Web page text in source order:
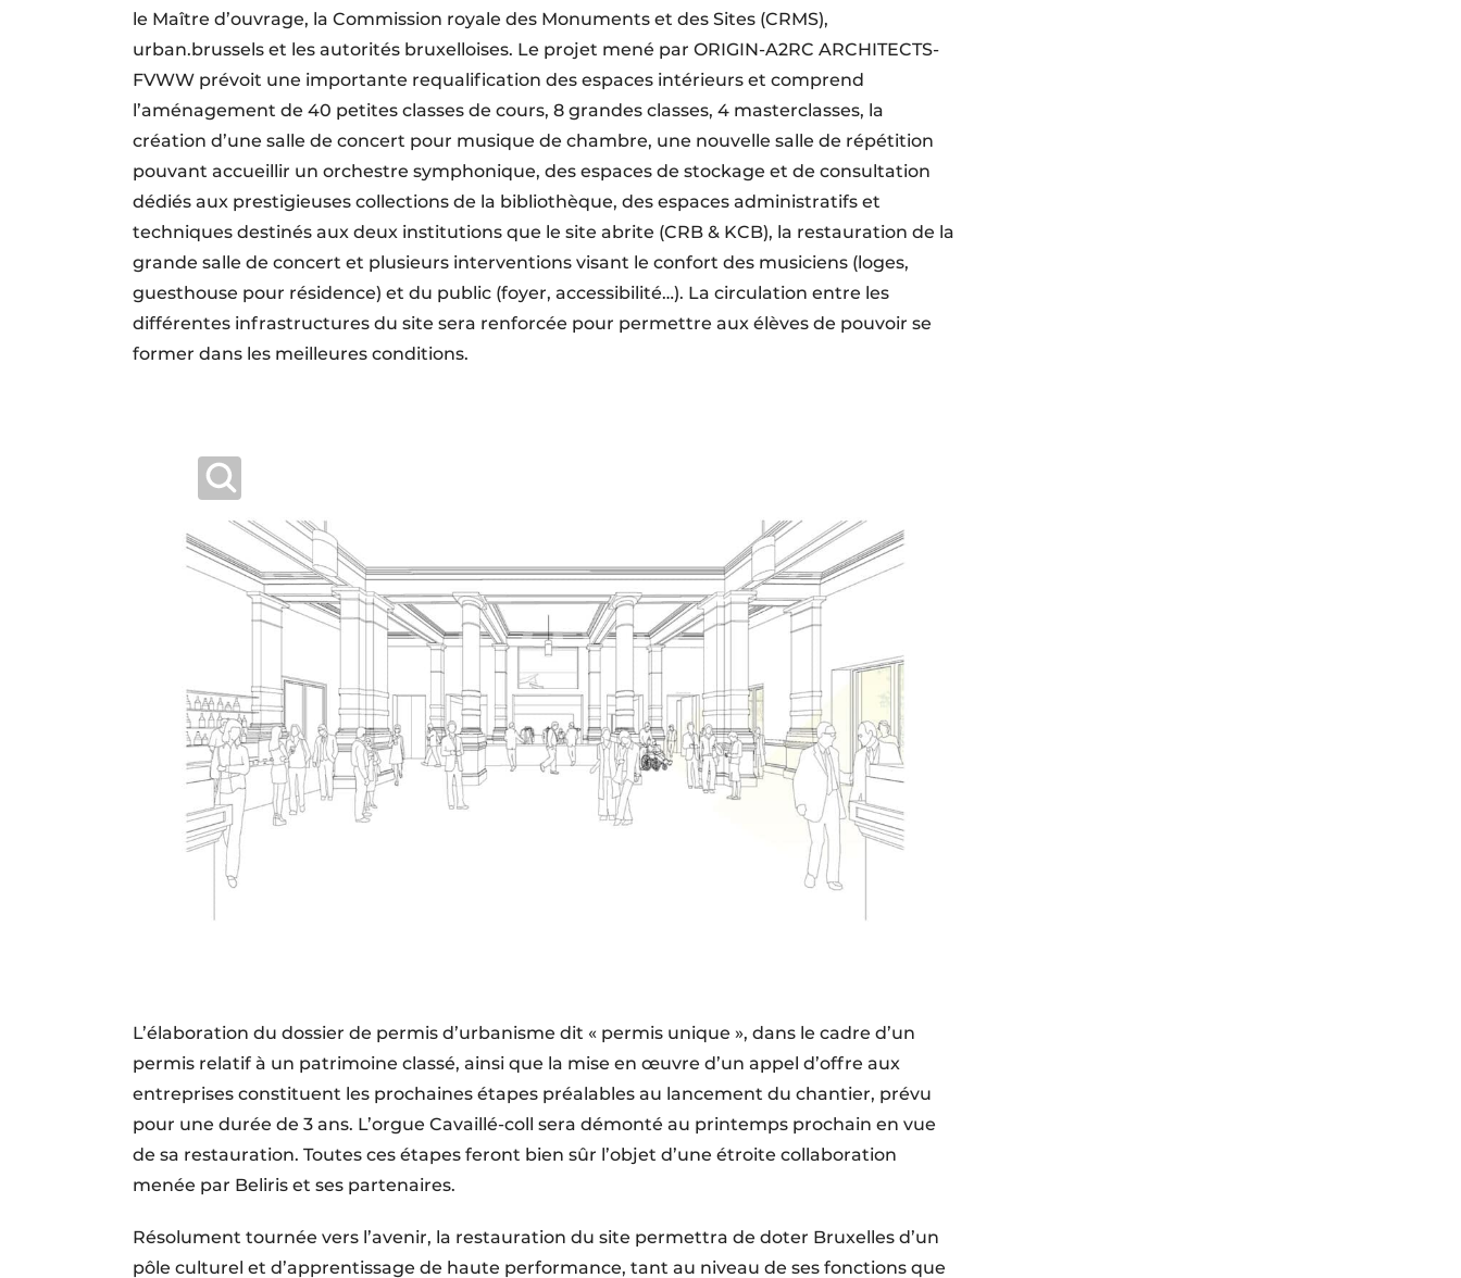
le Maître d’ouvrage, la Commission royale des Monuments et des Sites (CRMS),
urban.brussels et les autorités bruxelloises. Le projet mené par ORIGIN-A2RC ARCHITECTS-
FVWW prévoit une importante requalification des espaces intérieurs et comprend
l’aménagement de 40 petites classes de cours, 8 grandes classes, 4 masterclasses, la
création d’une salle de concert pour musique de chambre, une nouvelle salle de répétition
pouvant accueillir un orchestre symphonique, des espaces de stockage et de consultation
dédiés aux prestigieuses collections de la bibliothèque, des espaces administratifs et
techniques destinés aux deux institutions que le site abrite (CRB & KCB), la restauration de la
grande salle de concert et plusieurs interventions visant le confort des musiciens (loges,
guesthouse pour résidence) et du public (foyer, accessibilité…). La circulation entre les
différentes infrastructures du site sera renforcée pour permettre aux élèves de pouvoir se
former dans les meilleures conditions.
L’élaboration du dossier de permis d’urbanisme dit « permis unique », dans le cadre d’un
permis relatif à un patrimoine classé, ainsi que la mise en œuvre d’un appel d’offre aux
entreprises constituent les prochaines étapes préalables au lancement du chantier, prévu
pour une durée de 3 ans. L’orgue Cavaillé-coll sera démonté au printemps prochain en vue
de sa restauration. Toutes ces étapes feront bien sûr l’objet d’une étroite collaboration
menée par Beliris et ses partenaires.
Résolument tournée vers l’avenir, la restauration du site permettra de doter Bruxelles d’un
pôle culturel et d’apprentissage de haute performance, tant au niveau de ses fonctions que